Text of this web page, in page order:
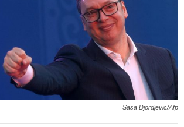
Sasa Djordjevic/Afp